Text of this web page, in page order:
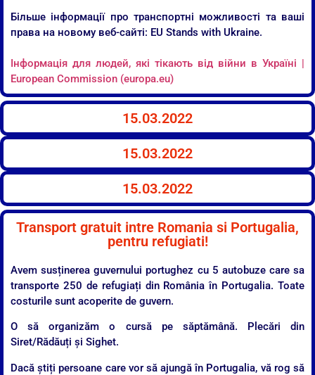
Більше інформації про транспортні можливості та ваші
права на новому веб-сайті: EU Stands with Ukraine.
Інформація для людей, які тікають від війни в Україні |
European Commission (europa.eu)
15.03.2022
15.03.2022
15.03.2022
Transport gratuit intre Romania si Portugalia,
pentru refugiati!
Avem susținerea guvernului portughez cu 5 autobuze care sa
transporte 250 de refugiați din România în Portugalia. Toate
costurile sunt acoperite de guvern.
O să organizăm o cursă pe săptămână. Plecări din
Siret/Rădăuți și Sighet.
Dacă știți persoane care vor să ajungă în Portugalia, vă rog să